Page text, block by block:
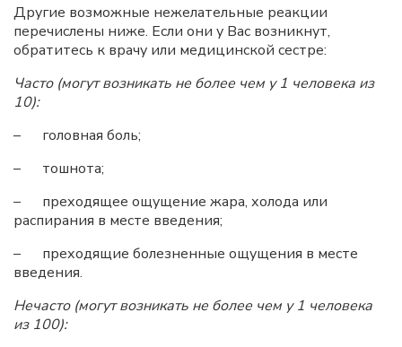
Другие возможные нежелательные реакции
перечислены ниже. Если они у Вас возникнут,
обратитесь к врачу или медицинской сестре:
Часто (могут возникать не более чем у 1 человека из
10):
– головная боль;
– тошнота;
– преходящее ощущение жара, холода или
распирания в месте введения;
– преходящие болезненные ощущения в месте
введения.
Нечасто (могут возникать не более чем у 1 человека
из 100):